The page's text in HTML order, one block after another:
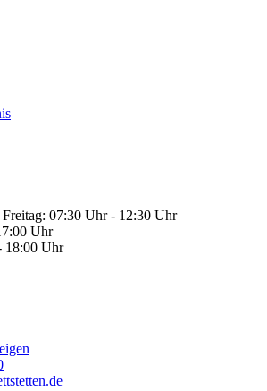
07:30 Uhr - 12:30 Uhr
Uhr
18:00 Uhr